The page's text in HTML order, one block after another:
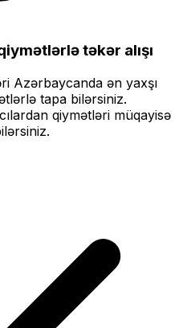
təkər alışı
Azərbaycanda ən yaxşı
tapa bilərsiniz.
qiymətləri müqayisə